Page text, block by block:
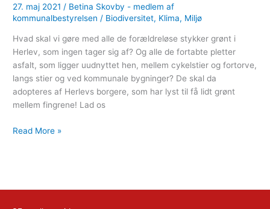
27. maj 2021 / Betina Skovby - medlem af
kommunalbestyrelsen / Biodiversitet, Klima, Miljø
Hvad skal vi gøre med alle de forældreløse stykker grønt i
Herlev, som ingen tager sig af? Og alle de fortabte pletter
asfalt, som ligger uudnyttet hen, mellem cykelstier og fortorve,
langs stier og ved kommunale bygninger? De skal da
adopteres af Herlevs borgere, som har lyst til få lidt grønt
mellem fingrene! Lad os
Mikro-
Read More »